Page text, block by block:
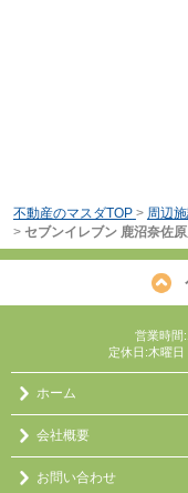
不動産のマスダTOP > 周辺
> セブンイレブン 鹿沼奈佐
営業時間
定休日:木曜
ホーム
会社概要
お問い合わせ